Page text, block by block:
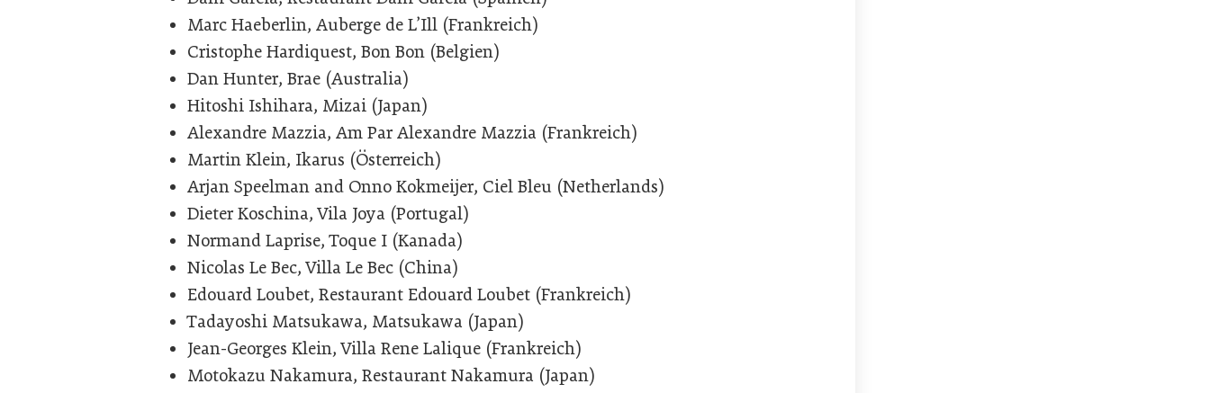
Marc Haeberlin, Auberge de L’Ill (Frankreich)
Cristophe Hardiquest, Bon Bon (Belgien)
Dan Hunter, Brae (Australia)
Hitoshi Ishihara, Mizai (Japan)
Alexandre Mazzia, Am Par Alexandre Mazzia (Frankreich)
Martin Klein, Ikarus (Österreich)
Arjan Speelman and Onno Kokmeijer, Ciel Bleu (Netherlands)
Dieter Koschina, Vila Joya (Portugal)
Normand Laprise, Toque I (Kanada)
Nicolas Le Bec, Villa Le Bec (China)
Edouard Loubet, Restaurant Edouard Loubet (Frankreich)
Tadayoshi Matsukawa, Matsukawa (Japan)
Jean-Georges Klein, Villa Rene Lalique (Frankreich)
Motokazu Nakamura, Restaurant Nakamura (Japan)